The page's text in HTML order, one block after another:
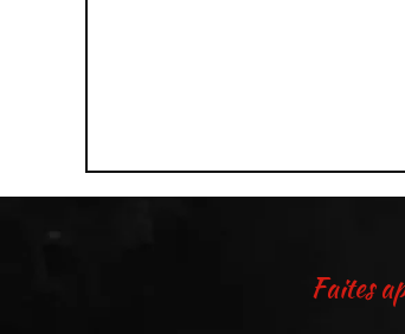
Faites